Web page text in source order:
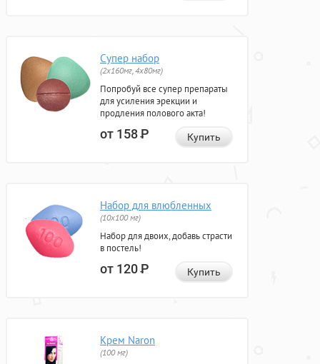
Супер набор
(2х160мг, 4х80мг)
Попробуй все супер препараты
для усиления эрекции и
продления полового акта!
от 158Р Купить
Набор для влюбленных
(10х100 мг)
Набор для двоих, добавь страсти
в постель!
от 120Р Купить
Крем Naron
(100 мг)